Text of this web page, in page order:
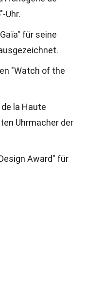
Uhr.
für seine
"Watch of the
la Haute
Uhrmacher der
Award" für